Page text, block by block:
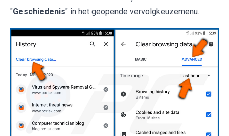
"Geschiedenis" in het geopende vervolgkeuzemenu.